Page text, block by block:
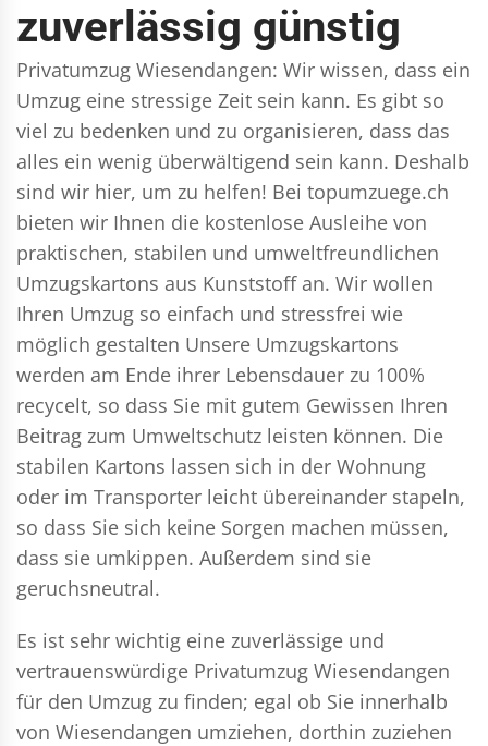
zuverlässig günstig
Privatumzug Wiesendangen: Wir wissen, dass ein
Umzug eine stressige Zeit sein kann. Es gibt so
viel zu bedenken und zu organisieren, dass das
alles ein wenig überwältigend sein kann. Deshalb
sind wir hier, um zu helfen! Bei topumzuege.ch
bieten wir Ihnen die kostenlose Ausleihe von
praktischen, stabilen und umweltfreundlichen
Umzugskartons aus Kunststoff an. Wir wollen
Ihren Umzug so einfach und stressfrei wie
möglich gestalten Unsere Umzugskartons
werden am Ende ihrer Lebensdauer zu 100%
recycelt, so dass Sie mit gutem Gewissen Ihren
Beitrag zum Umweltschutz leisten können. Die
stabilen Kartons lassen sich in der Wohnung
oder im Transporter leicht übereinander stapeln,
so dass Sie sich keine Sorgen machen müssen,
dass sie umkippen. Außerdem sind sie
geruchsneutral.
Es ist sehr wichtig eine zuverlässige und
vertrauenswürdige Privatumzug Wiesendangen
für den Umzug zu finden; egal ob Sie innerhalb
von Wiesendangen umziehen, dorthin zuziehen